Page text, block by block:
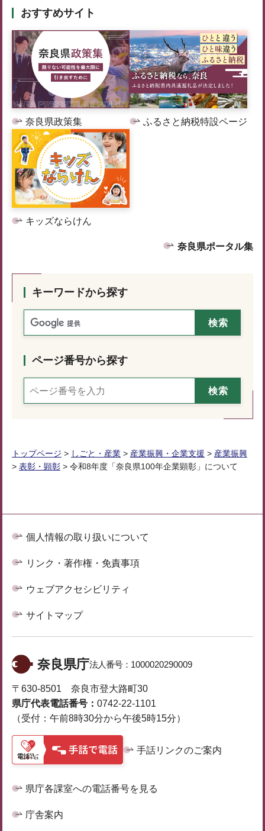
おすすめサイト
奈良県政策集 ふるさと納税特設ページ
キッズならけん
奈良県ポータル集
キーワードから探す
ページ番号から探す
トップページ > しごと・産業 > 産業振興・企業支援 > 産業振興
> 表彰・顕彰 > 令和8年度「奈良県100年企業顕彰」について
個人情報の取り扱いについて
リンク・著作権・免責事項
ウェブアクセシビリティ
サイトマップ
奈良県庁法人番号： 1000020290009
〒630-8501 奈良市登大路町30
県庁代表電話番号： 0742-22-1101
（受付：午前8時30分から午後5時15分）
手話リンクのご案内
県庁各課室への電話番号を見る
庁舎案内